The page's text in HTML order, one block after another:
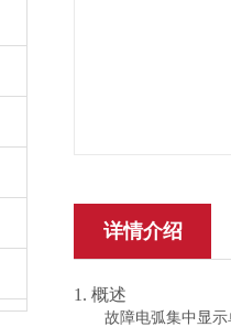
详情介绍
1. 概述
故障电弧集中显示